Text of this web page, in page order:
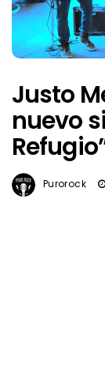
Justo
nuevo
Purorock